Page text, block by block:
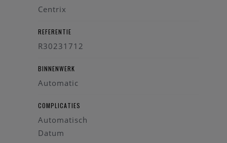
Centrix
REFERENTIE
R30231712
BINNENWERK
Automatic
COMPLICATIES
Automatisch
Datum